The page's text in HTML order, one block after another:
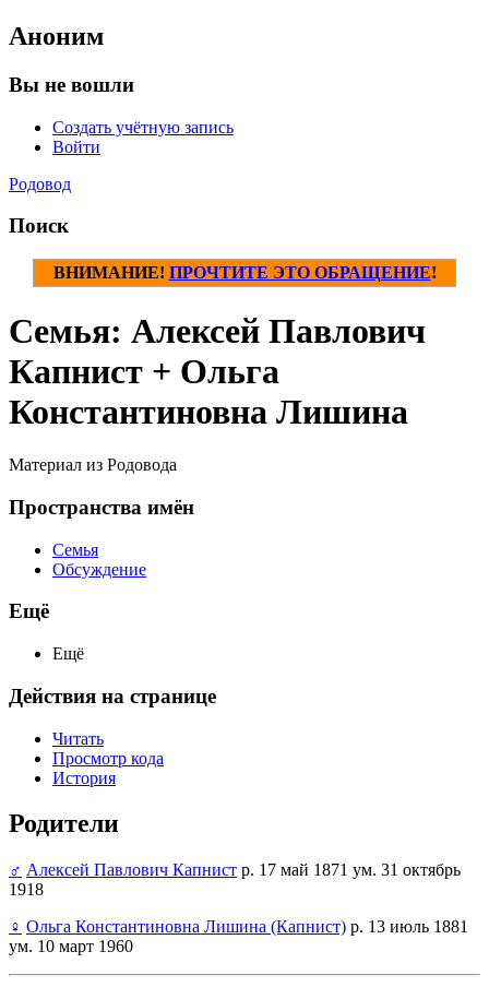
Аноним
Вы не вошли
Создать учётную запись
Войти
Родовод
Поиск
ВНИМАНИЕ! ПРОЧТИТЕ ЭТО ОБРАЩЕНИЕ!
Семья: Алексей Павлович
Капнист + Ольга
Константиновна Лишина
Материал из Родовода
Пространства имён
Семья
Обсуждение
Ещё
Ещё
Действия на странице
Читать
Просмотр кода
История
Родители
♂ Алексей Павлович Капнист р. 17 май 1871 ум. 31 октябрь
1918
♀ Ольга Константиновна Лишина (Капнист) р. 13 июль 1881
ум. 10 март 1960